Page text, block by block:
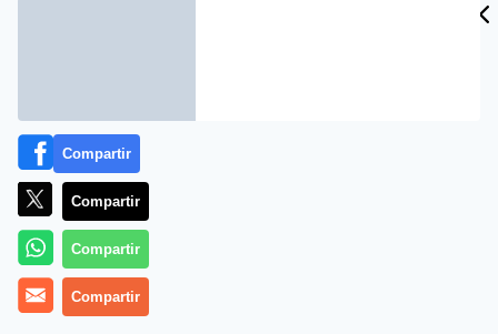
No es ningún secreto que hay jugadores del Barcelona
que tienen una buena relación con Cristiano Ronaldo.
Compartir
Compartir
Compartir
Compartir